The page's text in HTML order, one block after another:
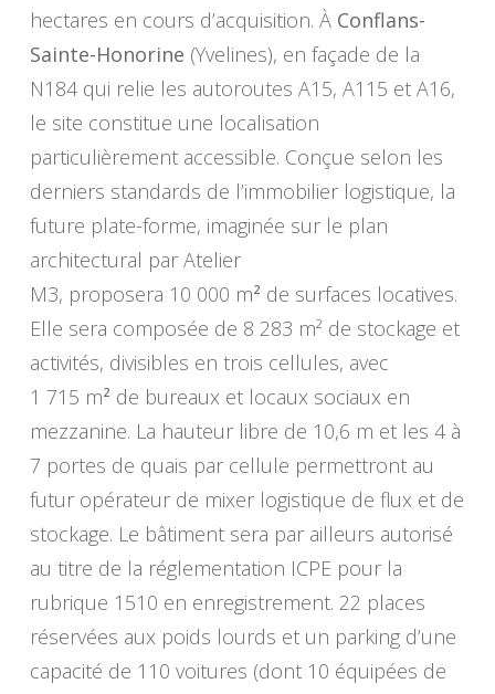
hectares en cours d’acquisition. À Conflans-
Sainte-Honorine (Yvelines), en façade de la
N184 qui relie les autoroutes A15, A115 et A16,
le site constitue une localisation
particulièrement accessible. Conçue selon les
derniers standards de l’immobilier logistique, la
future plate-forme, imaginée sur le plan
architectural par Atelier
M3, proposera 10 000 m² de surfaces locatives.
Elle sera composée de 8 283 m² de stockage et
activités, divisibles en trois cellules, avec
1 715 m² de bureaux et locaux sociaux en
mezzanine. La hauteur libre de 10,6 m et les 4 à
7 portes de quais par cellule permettront au
futur opérateur de mixer logistique de flux et de
stockage. Le bâtiment sera par ailleurs autorisé
au titre de la réglementation ICPE pour la
rubrique 1510 en enregistrement. 22 places
réservées aux poids lourds et un parking d’une
capacité de 110 voitures (dont 10 équipées de